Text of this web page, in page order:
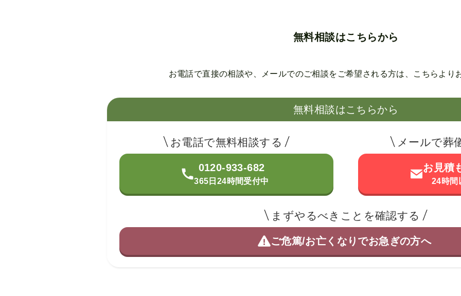
無料相談はこちらから
お電話で直接の相談や、メールでのご相談を ご希望される方は、こちらより
無料相談はこちらから
お電話で無料相談する
0120-933-682
365日24時間受付中
メールで葬
お見積
24時間
まずやるべきことを確認する
ご危篤/お亡くなりでお急ぎの方へ